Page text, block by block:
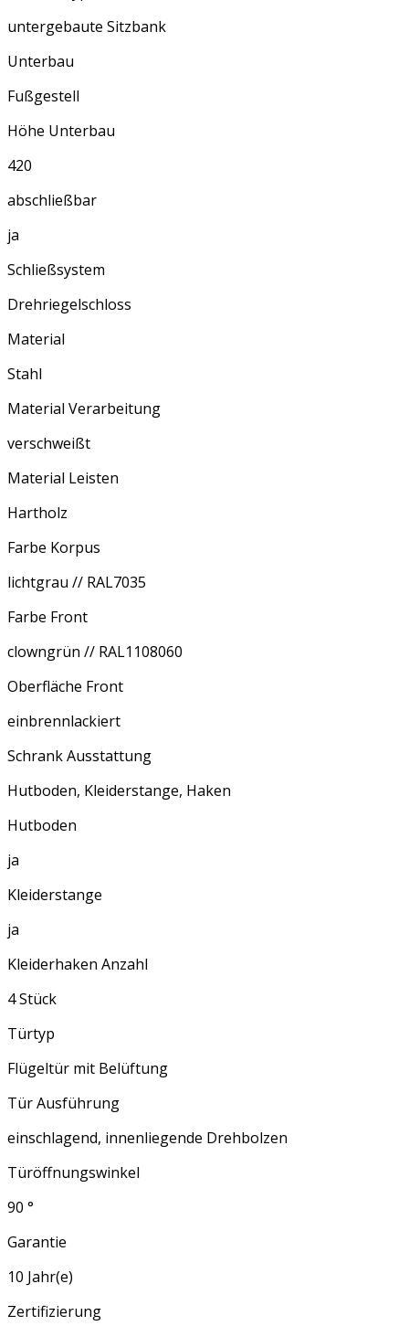
untergebaute Sitzbank
Unterbau
Fußgestell
Höhe Unterbau
420
abschließbar
ja
Schließsystem
Drehriegelschloss
Material
Stahl
Material Verarbeitung
verschweißt
Material Leisten
Hartholz
Farbe Korpus
lichtgrau // RAL7035
Farbe Front
clowngrün // RAL1108060
Oberfläche Front
einbrennlackiert
Schrank Ausstattung
Hutboden, Kleiderstange, Haken
Hutboden
ja
Kleiderstange
ja
Kleiderhaken Anzahl
4 Stück
Türtyp
Flügeltür mit Belüftung
Tür Ausführung
einschlagend, innenliegende Drehbolzen
Türöffnungswinkel
90 °
Garantie
10 Jahr(e)
Zertifizierung